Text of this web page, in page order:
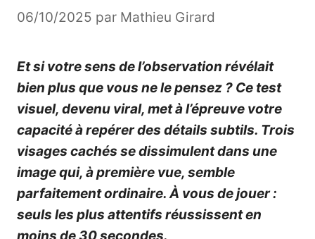
06/10/2025 par Mathieu Girard
Et si votre sens de l’observation révélait
bien plus que vous ne le pensez ? Ce test
visuel, devenu viral, met à l’épreuve votre
capacité à repérer des détails subtils. Trois
visages cachés se dissimulent dans une
image qui, à première vue, semble
parfaitement ordinaire. À vous de jouer :
seuls les plus attentifs réussissent en
moins de 30 secondes.